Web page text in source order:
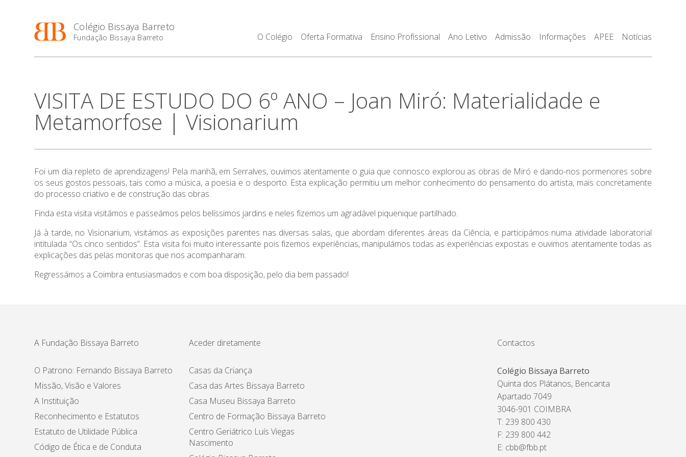
Colégio Bissaya Barreto
Fundação Bissaya Barreto O Colégio Oferta Formativa Ensino Profissional Ano Letivo Admissão Informações APEE Notícias
VISITA DE ESTUDO DO 6º ANO – Joan Miró: Materialidade e
Metamorfose | Visionarium
Foi um dia repleto de aprendizagens! Pela manhã, em Serralves, ouvimos atentamente o guia que connosco explorou as obras de Miró e dando-nos pormenores sobre
os seus gostos pessoais, tais como a música, a poesia e o desporto. Esta explicação permitiu um melhor conhecimento do pensamento do artista, mais concretamente
do processo criativo e de construção das obras.
Finda esta visita visitámos e passeámos pelos belíssimos jardins e neles fizemos um agradável piquenique partilhado.
Já à tarde, no Visionarium, visitámos as exposições parentes nas diversas salas, que abordam diferentes áreas da Ciência, e participámos numa atividade laboratorial
intitulada “Os cinco sentidos”. Esta visita foi muito interessante pois fizemos experiências, manipulámos todas as experiências expostas e ouvimos atentamente todas as
explicações das pelas monitoras que nos acompanharam.
Regressámos a Coimbra entusiasmados e com boa disposição, pelo dia bem passado!
A Fundação Bissaya Barreto
O Patrono: Fernando Bissaya Barreto
Missão, Visão e Valores
A Instituição
Reconhecimento e Estatutos
Estatuto de Utilidade Pública
Código de Ética e de Conduta
Aceder diretamente
Casas da Criança
Casa das Artes Bissaya Barreto
Casa Museu Bissaya Barreto
Centro de Formação Bissaya Barreto
Centro Geriátrico Luís Viegas
Nascimento
Contactos
Colégio Bissaya Barreto
Quinta dos Plátanos, Bencanta
Apartado 7049
3046-901 COIMBRA
T: 239 800 430
F: 239 800 442
E: cbb@fbb.pt